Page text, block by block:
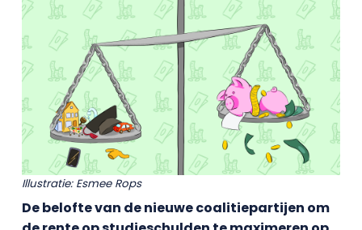
Illustratie: Esmee Rops
De belofte van de nieuwe coalitiepartijen om